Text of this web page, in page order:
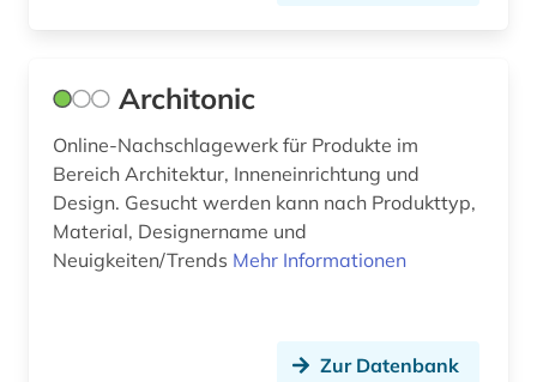
darmstadt (1)
data science (1)
datenbank (1)
datensammlung (1)
Architonic
Online-Nachschlagewerk für Produkte im
Bereich Architektur, Inneneinrichtung und
Design. Gesucht werden kann nach Produkttyp,
Material, Designername und
Neuigkeiten/Trends Mehr Informationen
Zur Datenbank